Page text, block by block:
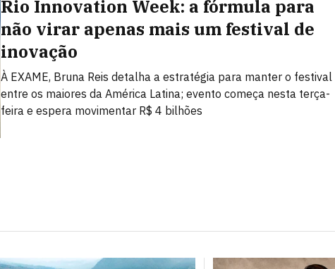
Rio Innovation Week: a fórmula para
não virar apenas mais um festival de
inovação
À EXAME, Bruna Reis detalha a estratégia para manter o festival
entre os maiores da América Latina; evento começa nesta terça-
feira e espera movimentar R$ 4 bilhões